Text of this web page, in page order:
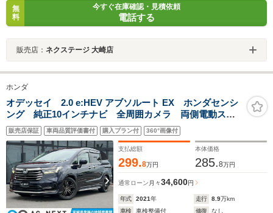
無
料
今すぐ在庫確認・見積依頼
電話する
販売店： ネクステージ 大崎店
ホンダ
オデッセイ 2.0 e:HEV アブソルート EX ホンダセンシ
ング 純正10インチナビ 全周囲カメラ 両側電動スラ
イドドア パワーバックドア ブラインドスポットモニ
ター アダプティブクルーズコントロール ETC2.0 フ
ルセグTV CD DVD再生 Bluetooth USB
販売店保証 車両品質評価書付 購入プラン付 360°画像付
支払総額
299.8万円
本体価格
285.8万円
通常ローン 月々34,600円
年式 2021年 走行 8.9万km
車検
車検整備付 修復 なし